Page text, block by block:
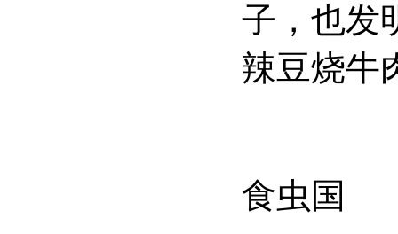
子，也发
辣豆烧牛
食虫国